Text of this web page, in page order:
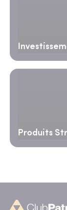
Produits